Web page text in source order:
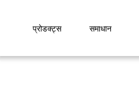
प्रोडक्ट्स समाधान